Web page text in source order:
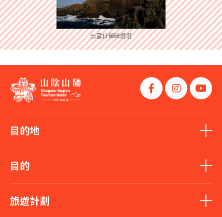
出雲日御碕燈塔
目的地
目的
旅遊計劃